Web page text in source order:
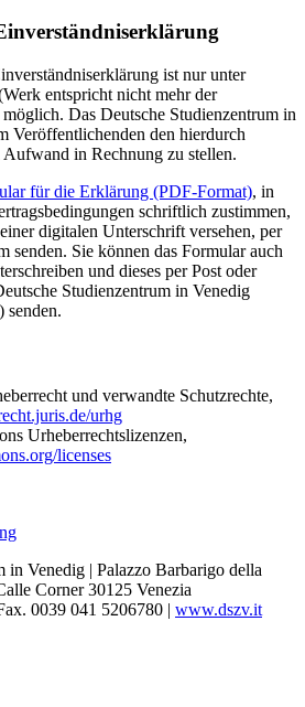
ist nur unter
entspricht nicht mehr der
Das Deutsche Studienzentrum in
Veröffentlichenden den hierdurch
Aufwand in Rechnung zu stellen.
für die Erklärung (PDF-Format), in
schriftlich zustimmen,
digitalen Unterschrift versehen, per
senden. Sie können das Formular auch
und dieses per Post oder
Studienzentrum in Venedig
) senden.
und verwandte Schutzrechte,
urhg
Urheberrechtslizenzen,
licenses
in Venedig | Palazzo Barbarigo della
Corner 30125 Venezia
0039 041 5206780 | www.dszv.it